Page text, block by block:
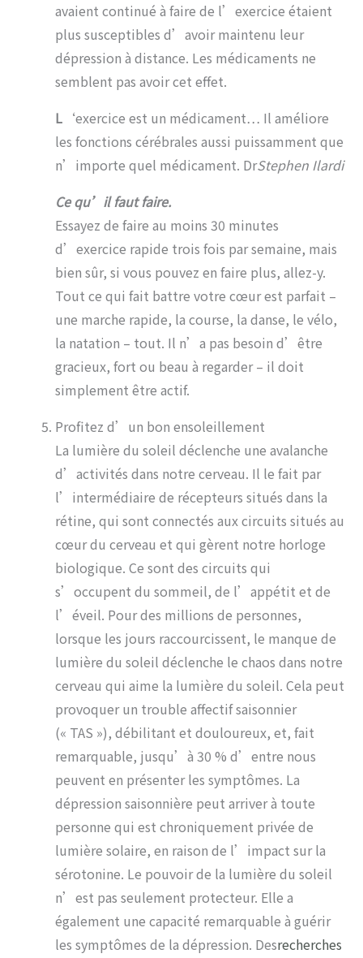
avaient continué à faire de l’exercice étaient
plus susceptibles d’avoir maintenu leur
dépression à distance. Les médicaments ne
semblent pas avoir cet effet.
L ‘exercice est un médicament… Il améliore
les fonctions cérébrales aussi puissamment que
n’importe quel médicament. DrStephen Ilardi
Ce qu’il faut faire.
Essayez de faire au moins 30 minutes
d’exercice rapide trois fois par semaine, mais
bien sûr, si vous pouvez en faire plus, allez-y.
Tout ce qui fait battre votre cœur est parfait –
une marche rapide, la course, la danse, le vélo,
la natation – tout. Il n’a pas besoin d’être
gracieux, fort ou beau à regarder – il doit
simplement être actif.
Profitez d’un bon ensoleillement
La lumière du soleil déclenche une avalanche
d’activités dans notre cerveau. Il le fait par
l’intermédiaire de récepteurs situés dans la
rétine, qui sont connectés aux circuits situés au
cœur du cerveau et qui gèrent notre horloge
biologique. Ce sont des circuits qui
s’occupent du sommeil, de l’appétit et de
l’éveil. Pour des millions de personnes,
lorsque les jours raccourcissent, le manque de
lumière du soleil déclenche le chaos dans notre
cerveau qui aime la lumière du soleil. Cela peut
provoquer un trouble affectif saisonnier
(« TAS »), débilitant et douloureux, et, fait
remarquable, jusqu’à 30 % d’entre nous
peuvent en présenter les symptômes. La
dépression saisonnière peut arriver à toute
personne qui est chroniquement privée de
lumière solaire, en raison de l’impact sur la
sérotonine. Le pouvoir de la lumière du soleil
n’est pas seulement protecteur. Elle a
également une capacité remarquable à guérir
les symptômes de la dépression. Desrecherches